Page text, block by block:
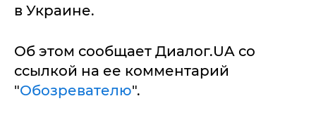
в Украине.
Об этом сообщает Диалог.UA со
ссылкой на ее комментарий
"Обозревателю".